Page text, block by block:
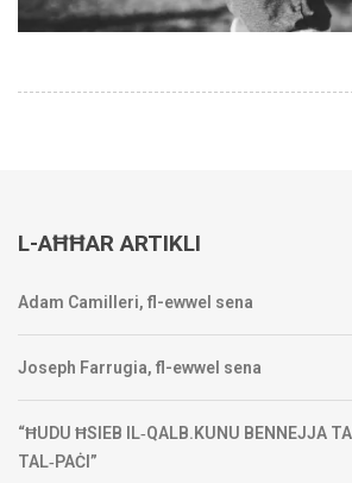
L-AĦĦAR ARTIKLI
Adam Camilleri, fl-ewwel sena
Joseph Farrugia, fl-ewwel sena
“ĦUDU ĦSIEB IL‑QALB.KUNU BENNEJJA
TAL‑PAĊI”